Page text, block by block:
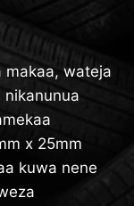
makaa, wateja
nikanunua
x 25mm
kuwa nene